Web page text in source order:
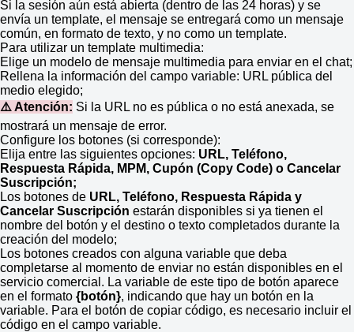
Si la sesión aún está abierta (dentro de las 24 horas) y se
envía un template, el mensaje se entregará como un mensaje
común, en formato de texto, y no como un template.
Para utilizar un template multimedia:
Elige un modelo de mensaje multimedia para enviar en el chat;
Rellena la información del campo variable: URL pública del
medio elegido;
⚠️ Atención: Si la URL no es pública o no está anexada, se
mostrará un mensaje de error.
Configure los botones (si corresponde):
Elija entre las siguientes opciones: URL, Teléfono,
Respuesta Rápida, MPM, Cupón (Copy Code) o Cancelar
Suscripción;
Los botones de URL, Teléfono, Respuesta Rápida y
Cancelar Suscripción estarán disponibles si ya tienen el
nombre del botón y el destino o texto completados durante la
creación del modelo;
Los botones creados con alguna variable que deba
completarse al momento de enviar no están disponibles en el
servicio comercial. La variable de este tipo de botón aparece
en el formato {botón}, indicando que hay un botón en la
variable. Para el botón de copiar código, es necesario incluir el
código en el campo variable.